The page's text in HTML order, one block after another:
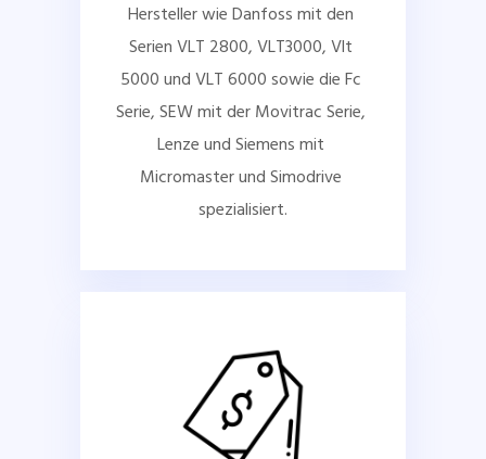
Hersteller wie Danfoss mit den
Serien VLT 2800, VLT3000, Vlt
5000 und VLT 6000 sowie die Fc
Serie, SEW mit der Movitrac Serie,
Lenze und Siemens mit
Micromaster und Simodrive
spezialisiert.